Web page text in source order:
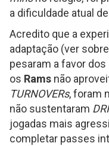
a dificuldade atual
Acredito que a
adaptação (ver
pesaram a favor dos
os Rams não
TURNOVERs, foram
não sustentaram
jogadas mais
completar passes